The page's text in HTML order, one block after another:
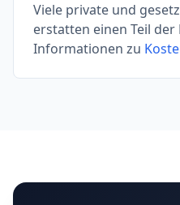
Viele private und
erstatten einen Teil
Informationen zu